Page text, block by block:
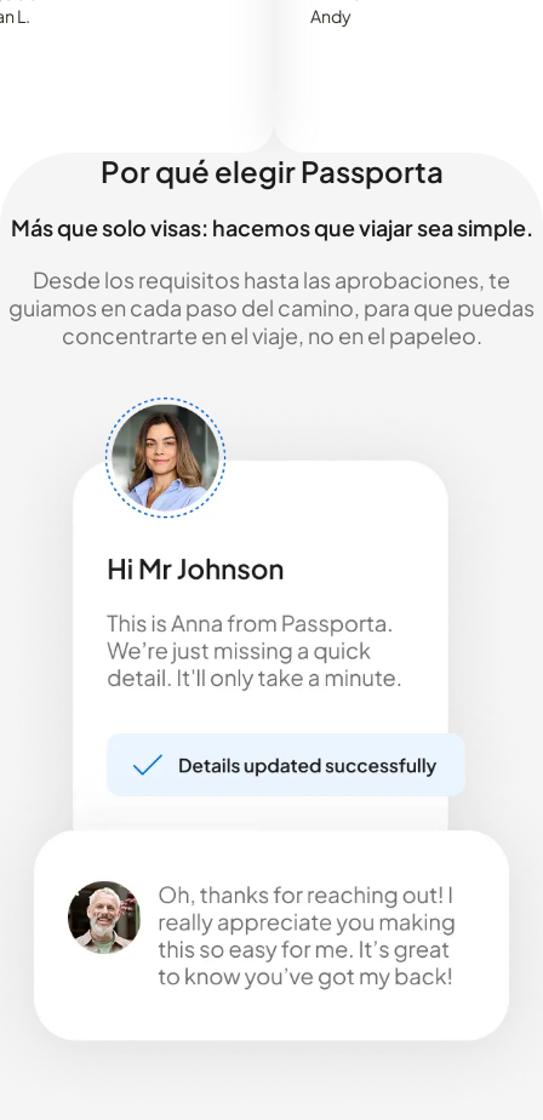
Por qué elegir Passporta
Más que solo visas: hacemos que viajar sea simple.
Desde los requisitos hasta las aprobaciones, te
guiamos en cada paso del camino, para que puedas
concentrarte en el viaje, no en el papeleo.